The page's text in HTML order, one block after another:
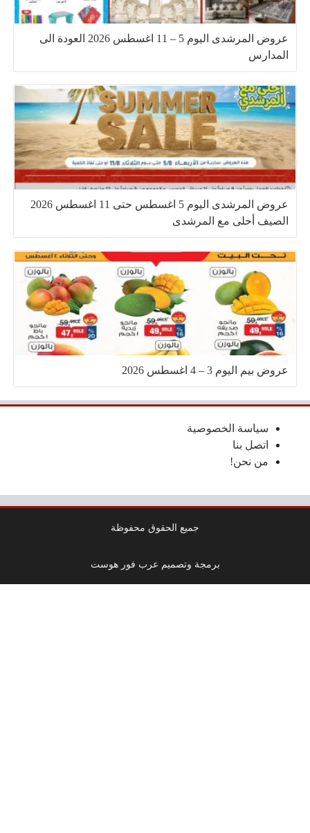
عروض المرشدى اليوم 5 – 11 اغسطس 2026 العودة الى
المدارس
عروض المرشدى اليوم 5 اغسطس حتى 11 اغسطس 2026
الصيف أحلى مع المرشدى
عروض بيم اليوم 3 – 4 اغسطس 2026
سياسة الخصوصية
اتصل بنا
من نحن!
جميع الحقوق محفوظة
برمجة وتصميم عرب فور هوست